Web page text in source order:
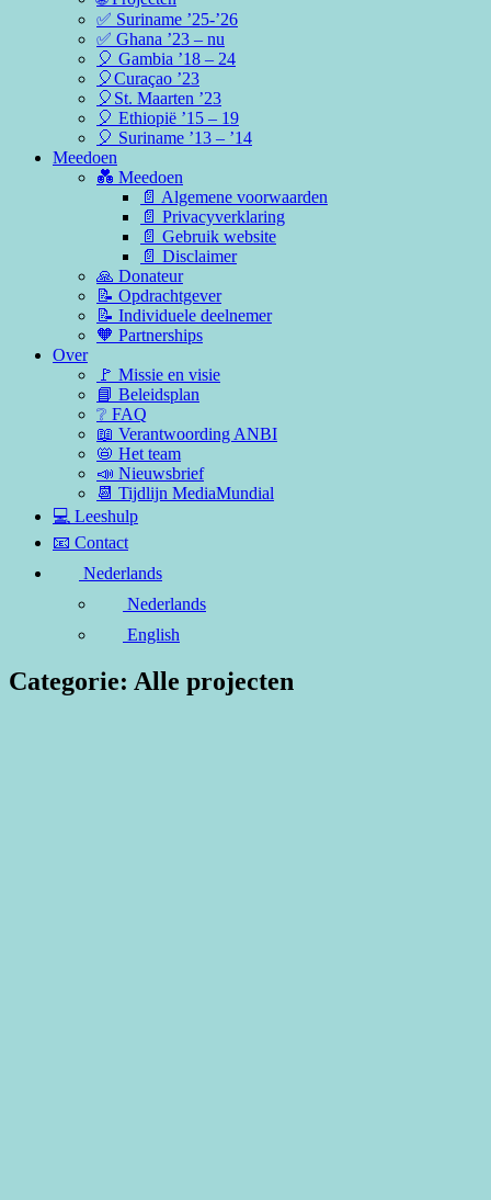
✅ Suriname ’25-’26
✅ Ghana ’23 – nu
🎈 Gambia ’18 – 24
🎈Curaçao ’23
🎈St. Maarten ’23
🎈 Ethiopië ’15 – 19
🎈 Suriname ’13 – ’14
Meedoen
💑 Meedoen
📄 Algemene voorwaarden
📄 Privacyverklaring
📄 Gebruik website
📄 Disclaimer
🙏 Donateur
📝 Opdrachtgever
📝 Individuele deelnemer
🧡 Partnerships
Over
🚩 Missie en visie
📘 Beleidsplan
❔ FAQ
📖 Verantwoording ANBI
📛 Het team
📣 Nieuwsbrief
📆 Tijdlijn MediaMundial
💻 Leeshulp
📧 Contact
Nederlands
Nederlands
English
Categorie: Alle projecten